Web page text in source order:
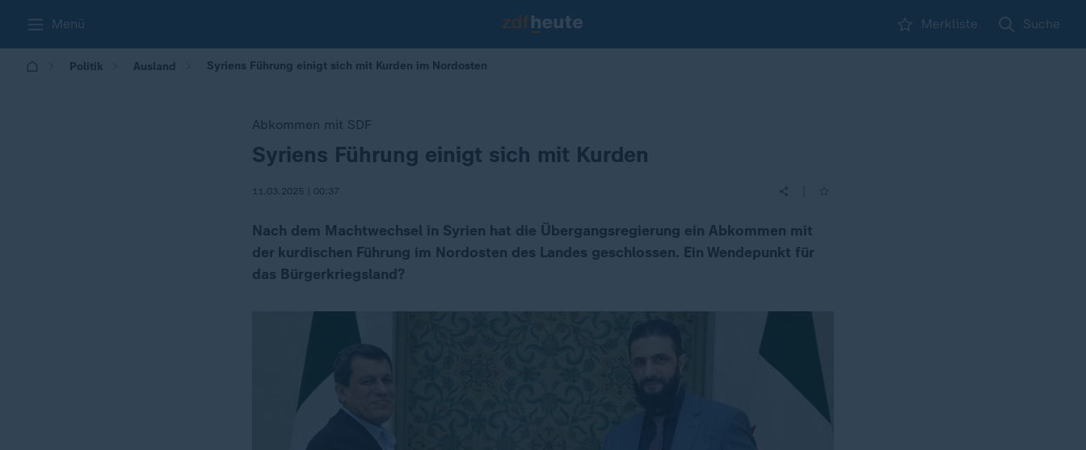
Menü Merkliste Suche
Politik Ausland Syriens Führung einigt sich mit Kurden im Nordosten
Abkommen mit SDF
:
Syriens Führung einigt sich mit Kurden
11.03.2025 | 00:37
Nach dem Machtwechsel in Syrien hat die Übergangsregierung ein Abkommen mit
der kurdischen Führung im Nordosten des Landes geschlossen. Ein Wendepunkt für
das Bürgerkriegsland?